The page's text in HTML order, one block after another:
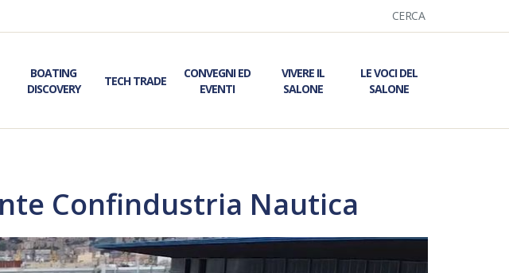
CERCA
BOATING
DISCOVERY
TECH TRADE
CONVEGNI ED
EVENTI
VIVERE IL
SALONE
LE VOCI DEL
SALONE
Confindustria Nautica